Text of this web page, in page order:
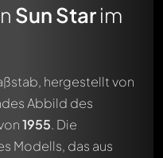
Sun Starim
hergestellt von
Abbild des
1955. Die
Modells, das aus